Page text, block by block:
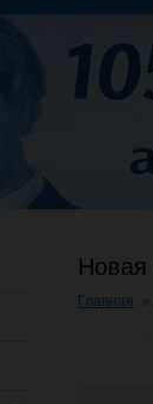
Новая
Главная